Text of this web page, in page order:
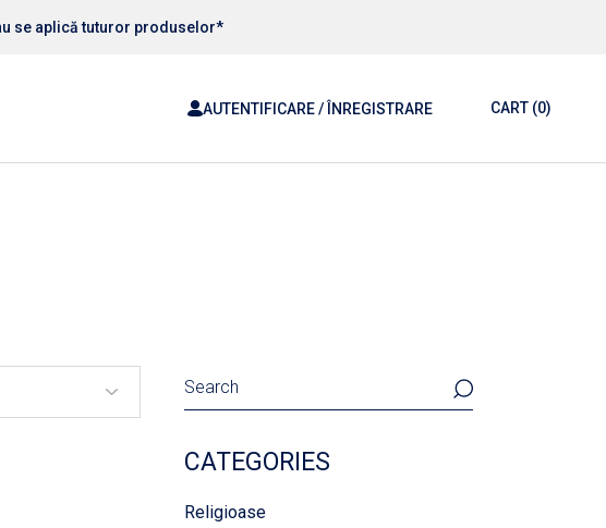
se aplică tuturor produselor*
AUTENTIFICARE / ÎNREGISTRARE CART (0)
CATEGORIES
Religioase